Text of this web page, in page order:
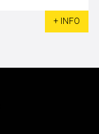
+ INFO